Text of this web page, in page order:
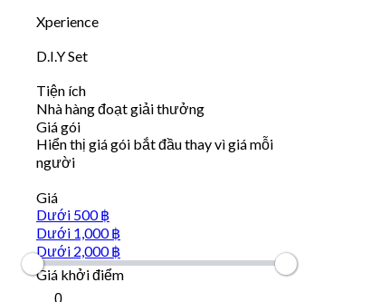
Xperience
D.I.Y Set
Tiện ích
Nhà hàng đoạt giải thưởng
Giá gói
Hiển thị giá gói bắt đầu thay vì giá mỗi
người
Giá
Dưới 500 ฿
Dưới 1,000 ฿
Dưới 2,000 ฿
Giá khởi điểm